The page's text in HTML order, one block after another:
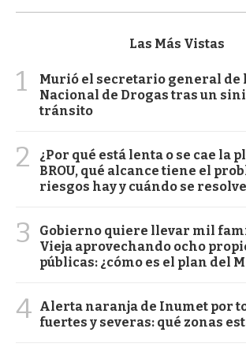
Las Más Vistas
1
Murió el secretario general de
Nacional de Drogas tras un
tránsito
2
¿Por qué está lenta o se cae la
BROU, qué alcance tiene el
riesgos hay y cuándo se
3
Gobierno quiere llevar mil
Vieja aprovechando ocho
públicas: ¿cómo es el plan del
4 Alerta naranja de Inumet por
fuertes y severas: qué zonas